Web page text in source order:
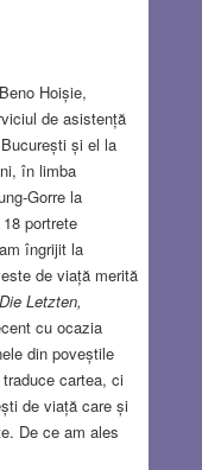
Hoișie,
de asistență
și el la
în limba
Gorre la
portrete
îngrijit la
de viață merită
Die Letzten,
cu ocazia
din poveștile
cartea, ci
de viață care și
De ce am ales